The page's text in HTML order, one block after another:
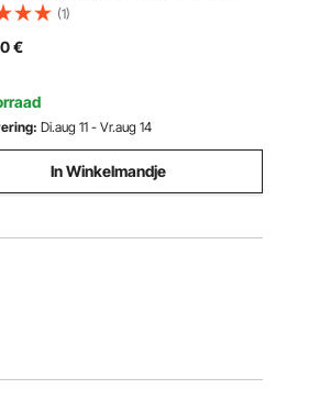
roestvrijstalen deur,
wanddeur met handgrepen en
voor grill-eiland, grillstation,
(1)
€
Di.aug 11 - Vr.aug 14
In Winkelmandje